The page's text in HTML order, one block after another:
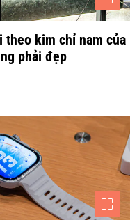
theo kim chỉ nam của
phải đẹp